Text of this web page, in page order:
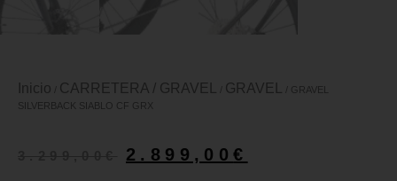
Inicio CARRETERA / GRAVEL GRAVEL
/ GRAVEL
SILVERBACK SIABLO CF GRX
2.899,00€